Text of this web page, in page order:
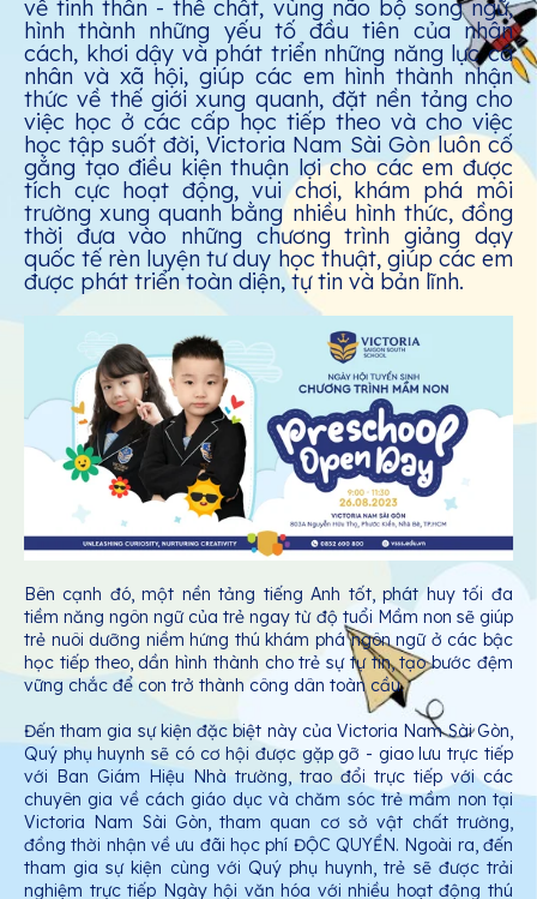
về tinh thần - thể chất, vùng não bộ song ngữ,
hình thành những yếu tố đầu tiên của nhân
cách, khơi dậy và phát triển những năng lực cá
nhân và xã hội, giúp các em hình thành nhận
thức về thế giới xung quanh, đặt nền tảng cho
việc học ở các cấp học tiếp theo và cho việc
học tập suốt đời, Victoria Nam Sài Gòn luôn cố
gắng tạo điều kiện thuận lợi cho các em được
tích cực hoạt động, vui chơi, khám phá môi
trường xung quanh bằng nhiều hình thức, đồng
thời đưa vào những chương trình giảng dạy
quốc tế rèn luyện tư duy học thuật, giúp các em
được phát triển toàn diện, tự tin và bản lĩnh.
Bên cạnh đó, một nền tảng tiếng Anh tốt, phát huy tối đa
tiềm năng ngôn ngữ của trẻ ngay từ độ tuổi Mầm non sẽ giúp
trẻ nuôi dưỡng niềm hứng thú khám phá ngôn ngữ ở các bậc
học tiếp theo, dần hình thành cho trẻ sự tự tin, tạo bước đệm
vững chắc để con trở thành công dân toàn cầu.
Đến tham gia sự kiện đặc biệt này của Victoria Nam Sài Gòn,
Quý phụ huynh sẽ có cơ hội được gặp gỡ - giao lưu trực tiếp
với Ban Giám Hiệu Nhà trường, trao đổi trực tiếp với các
chuyên gia về cách giáo dục và chăm sóc trẻ mầm non tại
Victoria Nam Sài Gòn, tham quan cơ sở vật chất trường,
đồng thời nhận về ưu đãi học phí ĐỘC QUYỀN. Ngoài ra, đến
tham gia sự kiện cùng với Quý phụ huynh, trẻ sẽ được trải
nghiệm trực tiếp Ngày hội văn hóa với nhiều hoạt động thú